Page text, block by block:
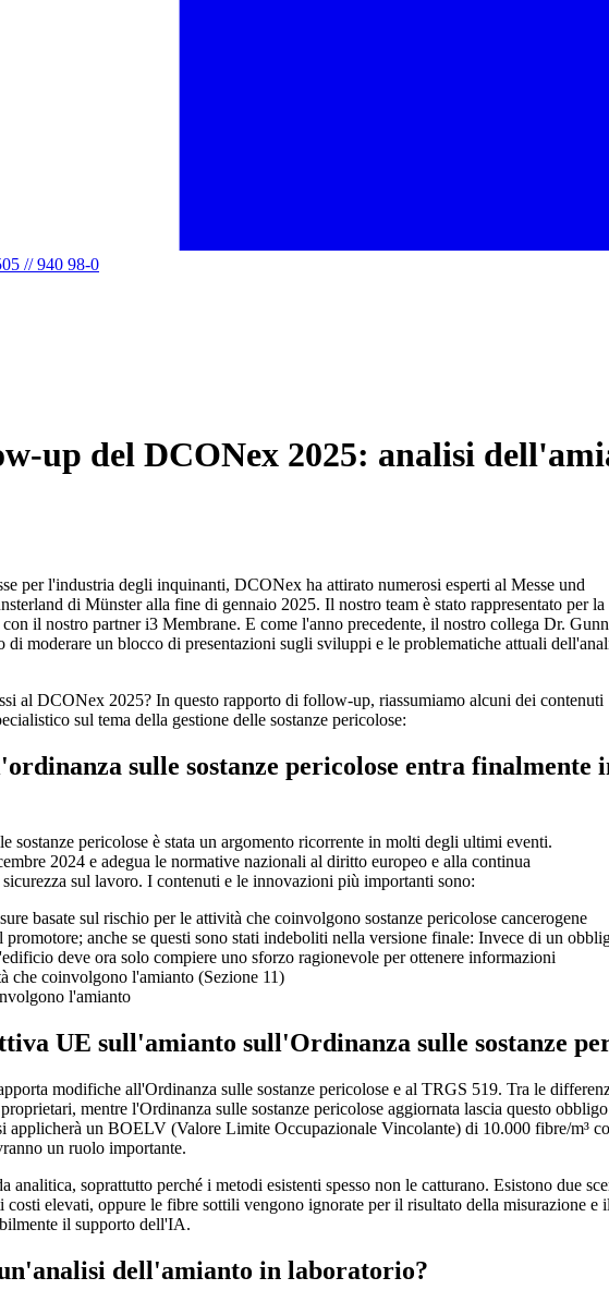
// 940 98-0
up del DCONex 2025: analisi
per l'industria degli inquinanti, DCONex ha attirato numerosi esperti al Messe und
di Münster alla fine di gennaio 2025. Il nostro team è stato rappresentato per la
il nostro partner i3 Membrane. E come l'anno precedente, il nostro collega Dr.
di moderare un blocco di presentazioni sugli sviluppi e le problematiche attuali
al DCONex 2025? In questo rapporto di follow-up, riassumiamo alcuni dei contenuti
sul tema della gestione delle sostanze pericolose:
sulle sostanze pericolose entra finalmente
sostanze pericolose è stata un argomento ricorrente in molti degli ultimi eventi.
2024 e adegua le normative nazionali al diritto europeo e alla continua
sul lavoro. I contenuti e le innovazioni più importanti sono:
basate sul rischio per le attività che coinvolgono sostanze pericolose cancerogene
anche se questi sono stati indeboliti nella versione finale: Invece di un
deve ora solo compiere uno sforzo ragionevole per ottenere informazioni
che coinvolgono l'amianto (Sezione 11)
l'amianto
UE sull'amianto sull'Ordinanza sulle sostanze
modifiche all'Ordinanza sulle sostanze pericolose e al TRGS 519. Tra le
mentre l'Ordinanza sulle sostanze pericolose aggiornata lascia questo
un BOELV (Valore Limite Occupazionale Vincolante) di 10.000 fibre/m³
un ruolo importante.
analitica, soprattutto perché i metodi esistenti spesso non le catturano. Esistono due
costi elevati, oppure le fibre sottili vengono ignorate per il risultato della misurazione
il supporto dell'IA.
un'analisi dell'amianto in laboratorio?